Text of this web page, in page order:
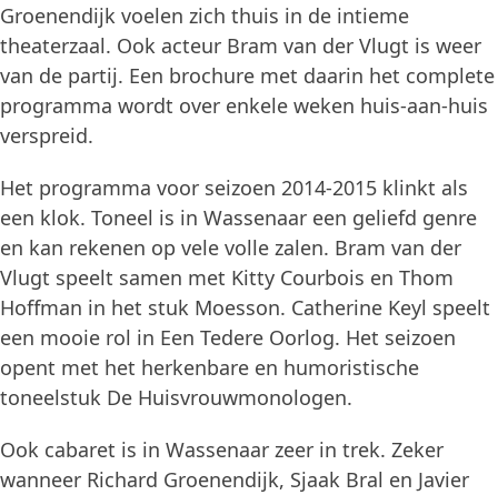
Groenendijk voelen zich thuis in de intieme
theaterzaal. Ook acteur Bram van der Vlugt is weer
van de partij. Een brochure met daarin het complete
programma wordt over enkele weken huis-aan-huis
verspreid.
Het programma voor seizoen 2014-2015 klinkt als
een klok. Toneel is in Wassenaar een geliefd genre
en kan rekenen op vele volle zalen. Bram van der
Vlugt speelt samen met Kitty Courbois en Thom
Hoffman in het stuk Moesson. Catherine Keyl speelt
een mooie rol in Een Tedere Oorlog. Het seizoen
opent met het herkenbare en humoristische
toneelstuk De Huisvrouwmonologen.
Ook cabaret is in Wassenaar zeer in trek. Zeker
wanneer Richard Groenendijk, Sjaak Bral en Javier